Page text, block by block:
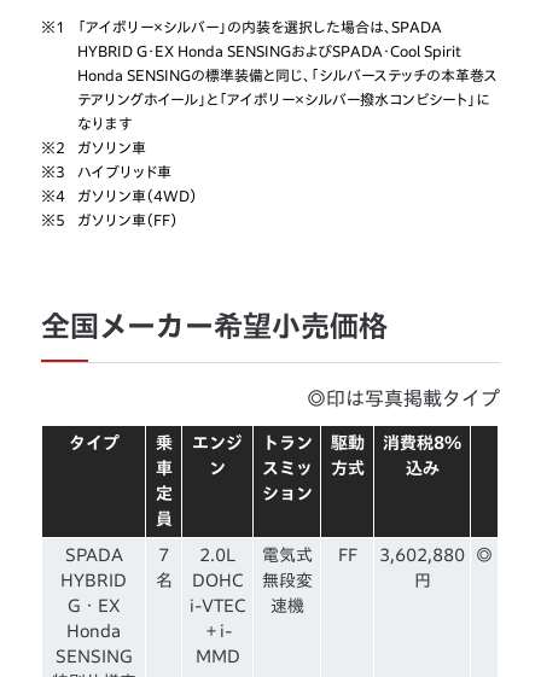
※1
「アイボリー×シルバー」の内装を選択した場合は、SPADA
HYBRID G・EX Honda SENSINGおよびSPADA・Cool Spirit
Honda SENSINGの標準装備と同じ、「シルバーステッチの本革巻ス
テアリングホイール」と「アイボリー×シルバー撥水コンビシート」に
なります
※2
ガソリン車
※3
ハイブリッド車
※4
ガソリン車（4WD）
※5
ガソリン車（FF）
全国メーカー希望小売価格
◎印は写真掲載タイプ
タイプ
乗
車
定
員
エンジ
ン
トラン
スミッ
ション
駆動
方式
消費税8%
込み
SPADA
HYBRID
G・EX
Honda
SENSING
7
名
2.0L
DOHC
i-VTEC
＋i-
MMD
電気式
無段変
速機
FF
3,602,880
円
◎